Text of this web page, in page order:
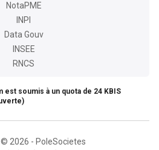
NotaPME
INPI
Data Gouv
INSEE
RNCS
soumis à un quota de 24 KBIS
2026 - PoleSocietes